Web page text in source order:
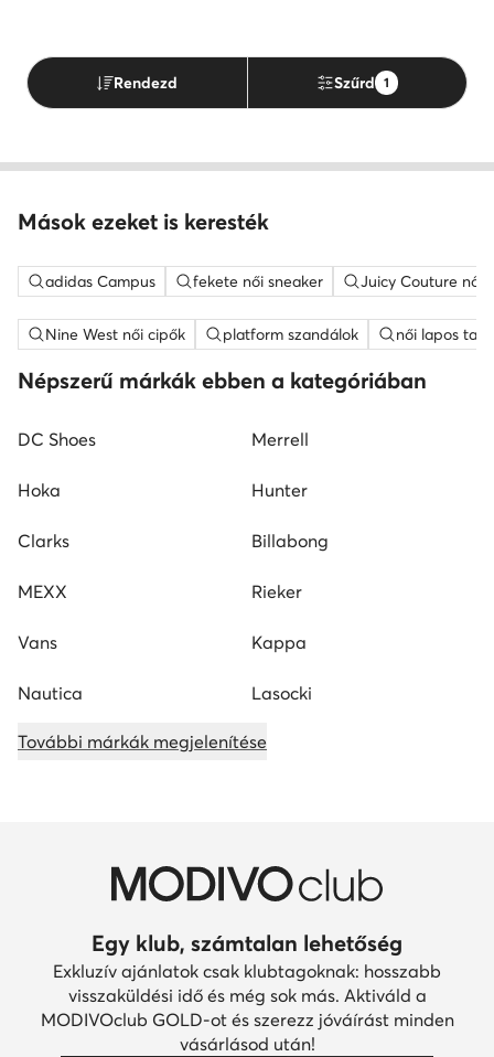
Rendezd Szűrd 1
Mások ezeket is keresték
adidas Campus fekete női sneaker Juicy Couture női
Nine West női cipők platform szandálok női lapos
Népszerű márkák ebben a kategóriában
DC Shoes Merrell
Hoka Hunter
Clarks Billabong
MEXX Rieker
Vans Kappa
Nautica Lasocki
További márkák megjelenítése
Egy klub, számtalan lehetőség
Exkluzív ajánlatok csak klubtagoknak: hosszabb
visszaküldési idő és még sok más. Aktiváld a
MODIVOclub GOLD-ot és szerezz jóváírást minden
vásárlásod után!